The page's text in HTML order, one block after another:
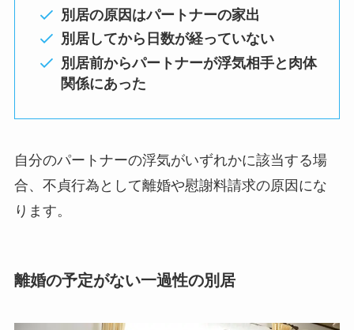
別居の原因はパートナーの家出
別居してから日数が経っていない
別居前からパートナーが浮気相手と肉体
関係にあった
自分のパートナーの浮気がいずれかに該当する場
合、不貞行為として離婚や慰謝料請求の原因にな
ります。
離婚の予定がない一過性の別居